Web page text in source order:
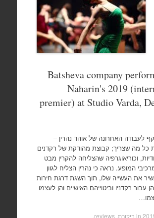
Batsheva company
Naharin's 2019
premier) at Studio Varda,
לעבודה האחרונה של אוהד נהרין –
את כל מה שצריך; קבוצת מהודקת של רקדנים
וכוריאוגרפיה שהצליחה להקרין מבט
המופע. נראה כי נהרין הצליח לגוון
את העשייה שלו, תוך השגת דרגת חירות
עבור רקדניו וביטוייהם האישיים והן לעצמו
in ביקורת, reviews